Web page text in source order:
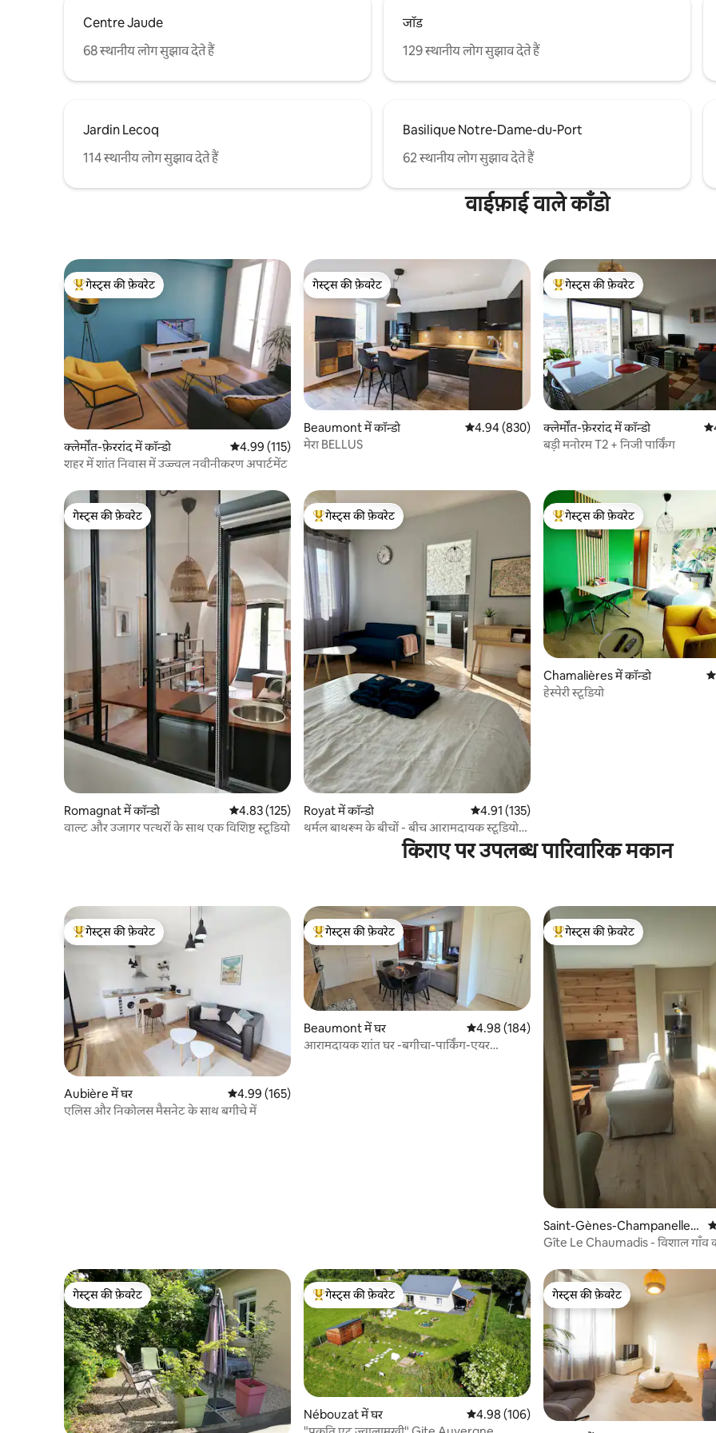
Centre Jaude
68 स्थानीय लोग सुझाव देते हैं
जॉड
129 स्थानीय लोग सुझाव देते हैं
Jardin Lecoq
114 स्थानीय लोग सुझाव देते हैं
Basilique Notre-Dame-du-Port
62 स्थानीय लोग सुझाव देते हैं
वाईफ़ाई वाले काँडो
गेस्ट्स का टॉप फ़ेवरेट
गेस्ट्स की फ़ेवरेट
क्लेर्मोंत-फ़ेररांद में कॉन्डो औसत रेटिंग 5 में से 4.99, 115 समीक्षाएँ
4.99 (115)
शहर में शांत निवास में उज्ज्वल नवीनीकरण अपार्टमेंट
गेस्ट्स की फ़ेवरेट
गेस्ट्स की फ़ेवरेट
Beaumont में कॉन्डो औसत रेटिंग 5 में से 4.94, 830 समीक्षाएँ
4.94 (830)
मेरा BELLUS
गेस्ट्स का टॉप फ़ेवरेट
गेस्ट्स की फ़ेवरेट
क्लेर्मोंत-फ़ेररांद में कॉन्डो
बड़ी मनोरम T2 + निजी पार्किंग
गेस्ट्स की फ़ेवरेट
गेस्ट्स की फ़ेवरेट
Romagnat में कॉन्डो औसत रेटिंग 5 में से 4.83, 125 समीक्षाएँ
4.83 (125)
वाल्ट और उजागर पत्थरों के साथ एक विशिष्ट स्टूडियो
गेस्ट्स का टॉप फ़ेवरेट
गेस्ट्स की फ़ेवरेट
Royat में कॉन्डो औसत रेटिंग 5 में से 4.91, 135 समीक्षाएँ
4.91 (135)
थर्मल बाथरूम के बीचों - बीच आरामदायक स्टूडियो
गेस्ट्स का टॉप फ़ेवरेट
गेस्ट्स की फ़ेवरेट
Chamalières में कॉन्डो
हेस्पेरी स्टूडियो
किराए पर उपलब्ध पारिवारिक मकान
गेस्ट्स का टॉप फ़ेवरेट
गेस्ट्स की फ़ेवरेट
Aubière में घर औसत रेटिंग 5 में से 4.99, 165 समीक्षाएँ
4.99 (165)
एलिस और निकोलस मैसनेट के साथ बगीचे में
गेस्ट्स का टॉप फ़ेवरेट
गेस्ट्स की फ़ेवरेट
Beaumont में घर औसत रेटिंग 5 में से 4.98, 184 समीक्षाएँ
4.98 (184)
आरामदायक शांत घर -बगीचा-पार्किंग-एयर
गेस्ट्स का टॉप फ़ेवरेट
गेस्ट्स की फ़ेवरेट
Saint-Gènes-Champanelle
में घर
Gîte Le Chaumadis - विशाल गाँव
गेस्ट्स की फ़ेवरेट
गेस्ट्स की फ़ेवरेट
गेस्ट्स का टॉप फ़ेवरेट
गेस्ट्स की फ़ेवरेट
Nébouzat में घर औसत रेटिंग 5 में से 4.98, 106 समीक्षाएँ
4.98 (106)
गेस्ट्स की फ़ेवरेट
गेस्ट्स की फ़ेवरेट